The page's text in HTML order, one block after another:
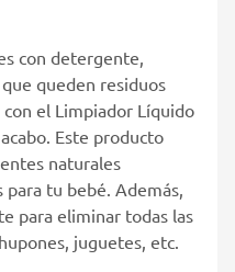
con detergente,
queden residuos
el Limpiador Líquido
Este producto
naturales
tu bebé. Además,
para eliminar todas las
juguetes, etc.